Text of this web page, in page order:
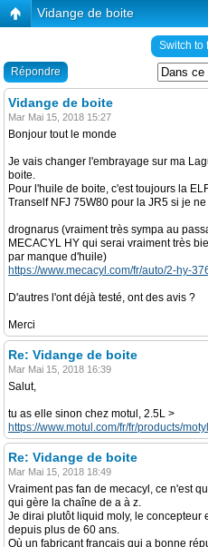
Vidange de boite
Switch to
Répondre
Vidange de boite
Mar Mai 15, 2018 15:27
Bonjour tout le monde
Je vais changer l'embrayage sur ma
boite.
Pour l'huile de boite, c'est toujours la
Tranself NFJ 75W80 pour la JR5 si je
drognarus (vraiment très sympa au
MECACYL HY qui serai vraiment très
par manque d'huile)
https://www.mecacyl.com/fr/auto/2-hy-
D'autres l'ont déjà testé, ont des avis ?
Merci
Re: Vidange de boite
Mar Mai 15, 2018 16:39
Salut,
tu as elle sinon chez motul, 2.5L >
https://www.motul.com/fr/fr/products/
Re: Vidange de boite
Mar Mai 15, 2018 18:49
Vraiment pas fan de mecacyl, ce n'est
qui gère la chaîne de a à z.
Je dirai plutôt liquid moly, le concepteur
depuis plus de 60 ans.
Où un fabricant français qui a bonne